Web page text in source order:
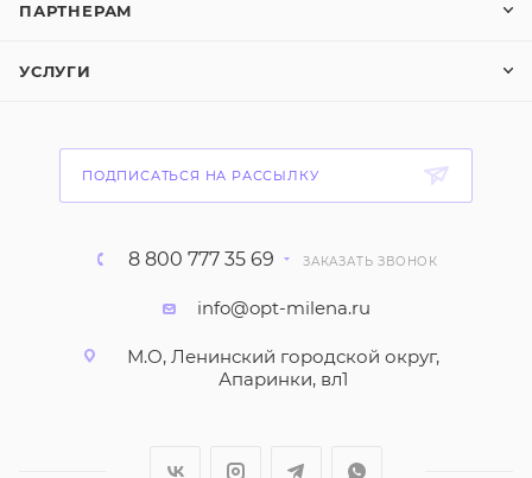
ПАРТНЕРАМ
УСЛУГИ
ПОДПИСАТЬСЯ НА РАССЫЛКУ
8 800 777 35 69 ЗАКАЗАТЬ ЗВОНОК
info@opt-milena.ru
М.О, Ленинский городской округ,
Апаринки, вл1